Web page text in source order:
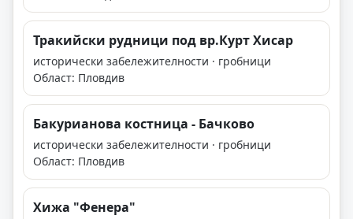
Тракийски рудници под вр.Курт Хисар
исторически забележителности · гробници
Област: Пловдив
Бакурианова костница - Бачково
исторически забележителности · гробници
Област: Пловдив
Хижа "Фенера"